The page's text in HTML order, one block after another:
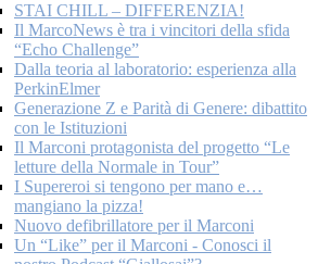
STAI CHILL – DIFFERENZIA!
Il MarcoNews è tra i vincitori della sfida
“Echo Challenge”
Dalla teoria al laboratorio: esperienza alla
PerkinElmer
Generazione Z e Parità di Genere: dibattito
con le Istituzioni
Il Marconi protagonista del progetto “Le
letture della Normale in Tour”
I Supereroi si tengono per mano e…
mangiano la pizza!
Nuovo defibrillatore per il Marconi
Un “Like” per il Marconi - Conosci il